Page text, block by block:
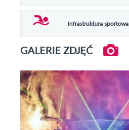
Infrastruktura sportowa
GALERIE ZDJĘĆ